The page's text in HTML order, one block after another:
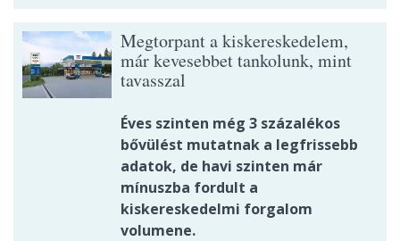
Megtorpant a kiskereskedelem,
már kevesebbet tankolunk, mint
tavasszal
Éves szinten még 3 százalékos
bővülést mutatnak a legfrissebb
adatok, de havi szinten már
mínuszba fordult a
kiskereskedelmi forgalom
volumene.